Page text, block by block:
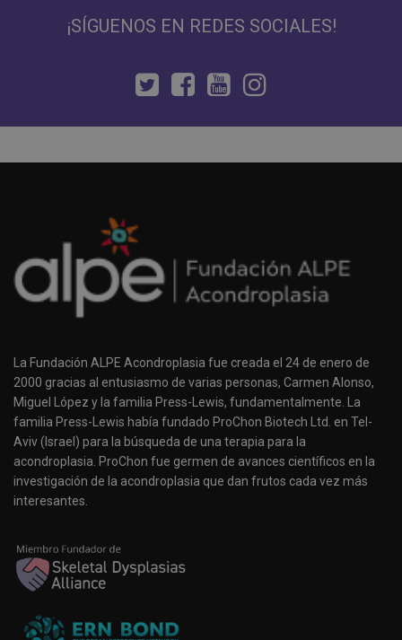
¡SÍGUENOS EN REDES SOCIALES!
La Fundación ALPE Acondroplasia fue creada el 24 de enero de
2000 gracias al entusiasmo de varias personas, Carmen Alonso,
Miguel López y la familia Press-Lewis, fundamentalmente. La
familia Press-Lewis había fundado ProChon Biotech Ltd. en Tel-
Aviv (Israel) para la búsqueda de una terapia para la
acondroplasia. ProChon fue germen de avances científicos en la
investigación de la acondroplasia que dan frutos cada vez más
interesantes.